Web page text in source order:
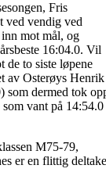
Fris
ved vendig ved
mot mål, og
16:04.0. Vil
de to siste løpene
av Osterøys Henrik
som dermed tok
vant på
M75-79,
er en flittig